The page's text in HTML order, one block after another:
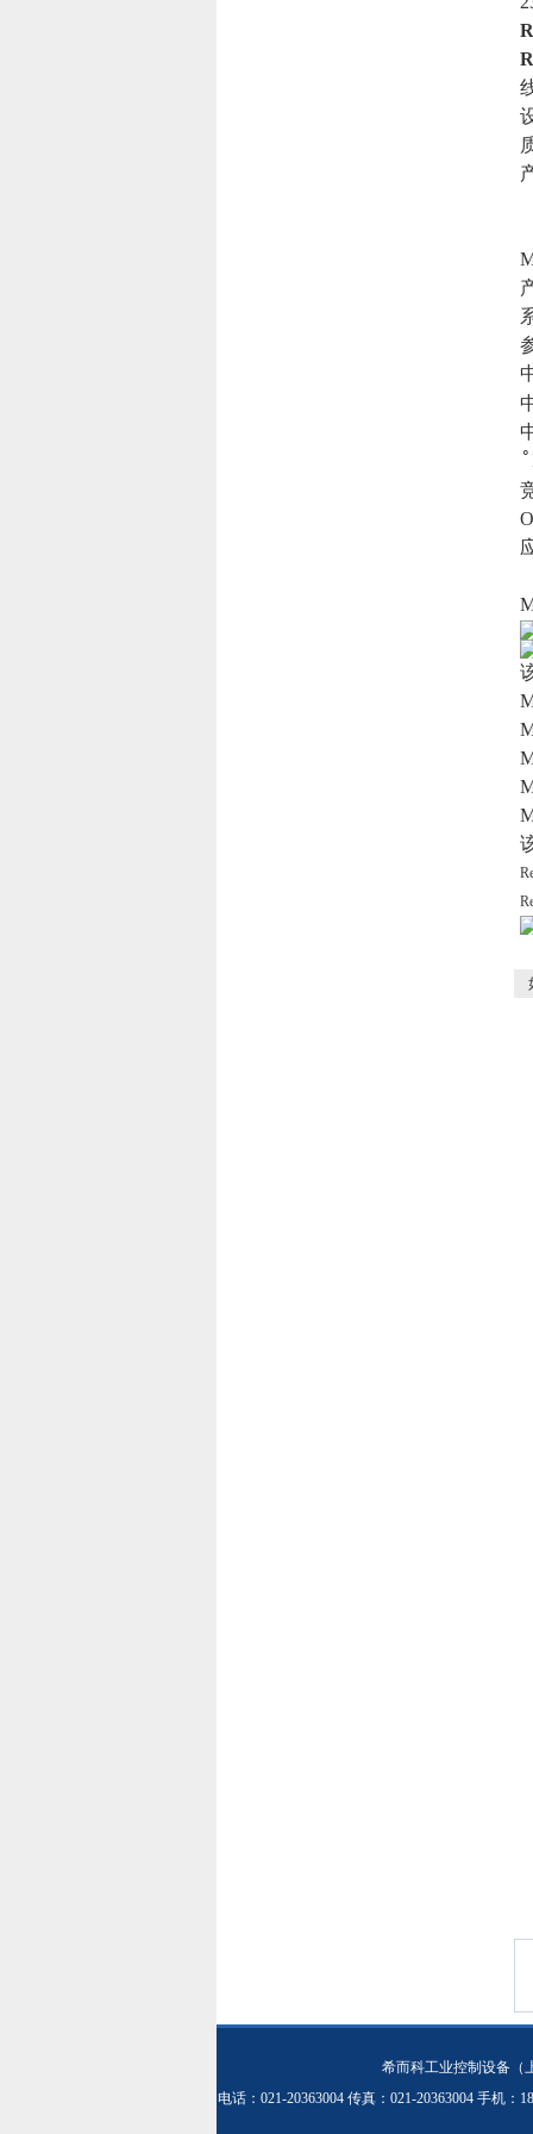
˚
希而科工业控制设备（
电话：021-20363004 传真：021-20363004 手机：